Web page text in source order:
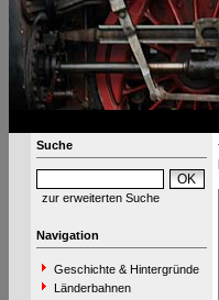
Suche
zur erweiterten Suche
Navigation
Geschichte & Hintergründe
Länderbahnen